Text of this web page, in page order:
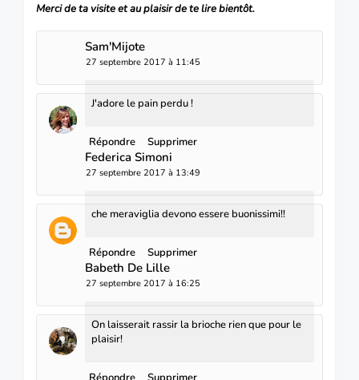
Merci de ta visite et au plaisir de te lire bientôt.
Sam'Mijote
27 septembre 2017 à 11:45
J'adore le pain perdu !
Répondre Supprimer
Federica Simoni
27 septembre 2017 à 13:49
che meraviglia devono essere buonissimi!!
Répondre Supprimer
Babeth De Lille
27 septembre 2017 à 16:25
On laisserait rassir la brioche rien que pour le
plaisir!